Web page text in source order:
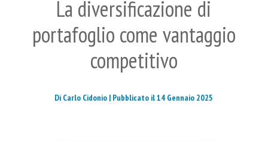
La diversificazione di
portafoglio come vantaggio
competitivo
Di Carlo Cidonio | Pubblicato il 14 Gennaio 2025